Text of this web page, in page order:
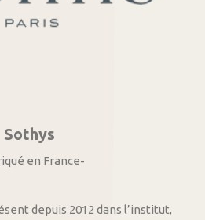
Sothys
en France-
depuis 2012 dans l’institut,